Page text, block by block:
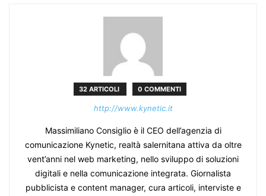
32 ARTICOLI 0 COMMENTI
http://www.kynetic.it
Massimiliano Consiglio è il CEO dell’agenzia di
comunicazione Kynetic, realtà salernitana attiva da oltre
vent’anni nel web marketing, nello sviluppo di soluzioni
digitali e nella comunicazione integrata. Giornalista
pubblicista e content manager, cura articoli, interviste e